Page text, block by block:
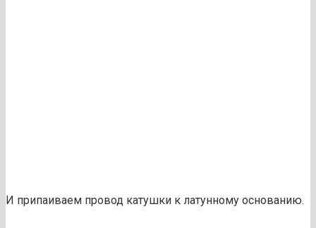
И припаиваем провод катушки к латунному основанию.